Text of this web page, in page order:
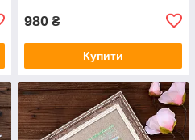
980 ₴
Купити